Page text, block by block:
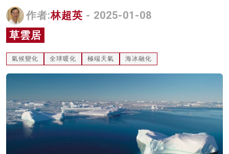
名家榜
灼見活動
關於我們
作者:林超英 - 2025-01-08
草雲居
氣候變化 全球暖化 極端天氣 海冰融化